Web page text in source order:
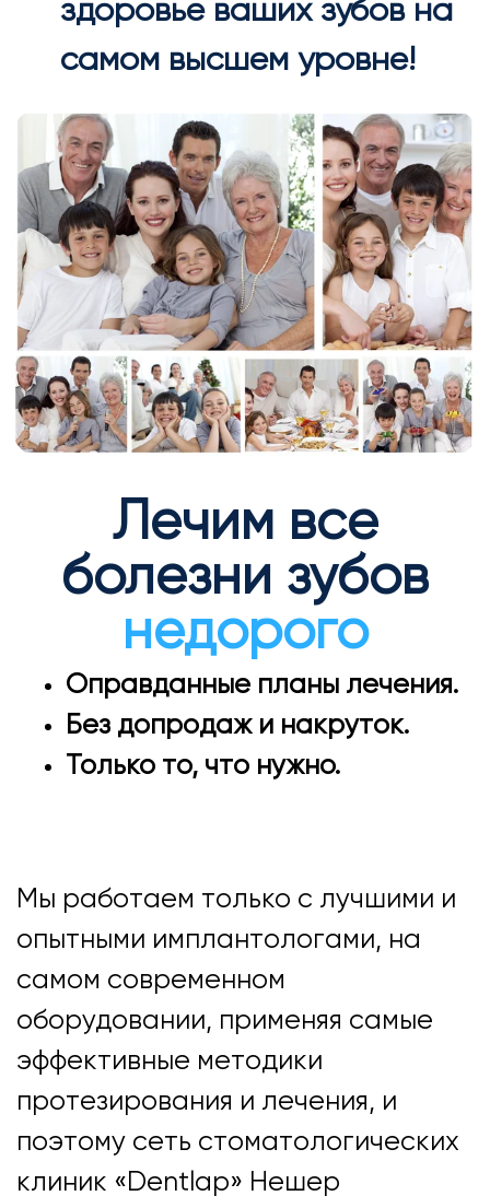
здоровье ваших зубов на
самом высшем уровне!
Лечим все
болезни зубов
недорого
Оправданные планы лечения.
Без допродаж и накруток.
Только то, что нужно.
Мы работаем только с лучшими и
опытными имплантологами, на
самом современном
оборудовании, применяя самые
эффективные методики
протезирования и лечения, и
поэтому сеть стоматологических
клиник «Dentlap» Нешер